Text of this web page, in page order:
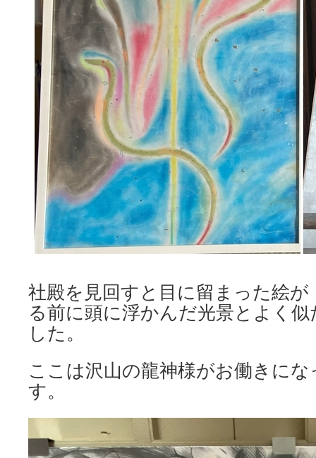
社殿を見回すと目に留まった絵
る前に頭に浮かんだ光景とよく
した。
ここは沢山の龍神様がお働きに
す。